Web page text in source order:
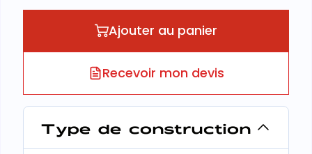
Ajouter au panier
Recevoir mon devis
Type de construction